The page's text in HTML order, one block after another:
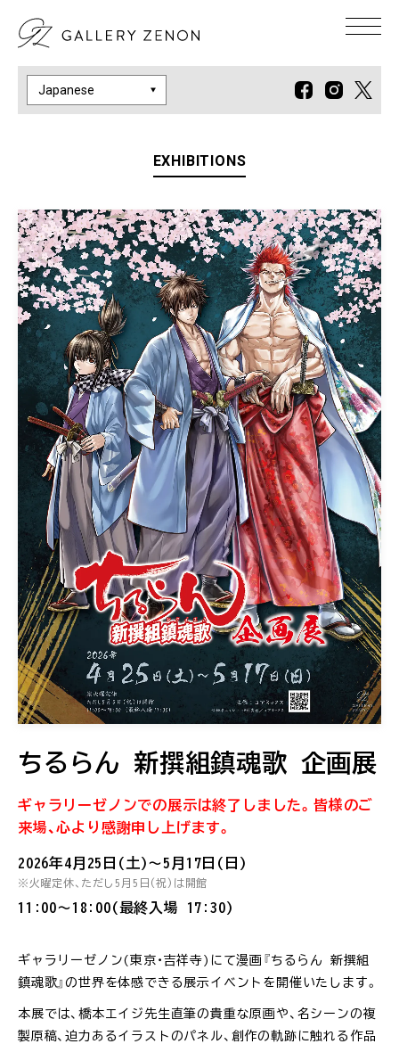
EXHIBITIONS
ちるらん 新撰組鎮魂歌 企画展
ギャラリーゼノンでの展示は終了しました。皆様のご
来場、心より感謝申し上げます。
2026年4月25日(土)〜5月17日(日)
※火曜定休、ただし5月5日(祝)は開館
11:00〜18:00(最終入場 17:30)
ギャラリーゼノン(東京・吉祥寺)にて漫画『ちるらん 新撰組
鎮魂歌』の世界を体感できる展示イベントを開催いたします。
本展では、橋本エイジ先生直筆の貴重な原画や、名シーンの複
製原稿、迫力あるイラストのパネル、創作の軌跡に触れる作品